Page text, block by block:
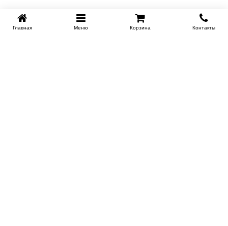
Главная Меню Корзина Контакты